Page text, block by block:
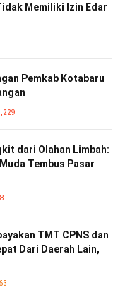
Memiliki Izin Edar
Pemkab Kotabaru
dari Olahan Limbah:
Tembus Pasar
TMT CPNS dan
Dari Daerah Lain,